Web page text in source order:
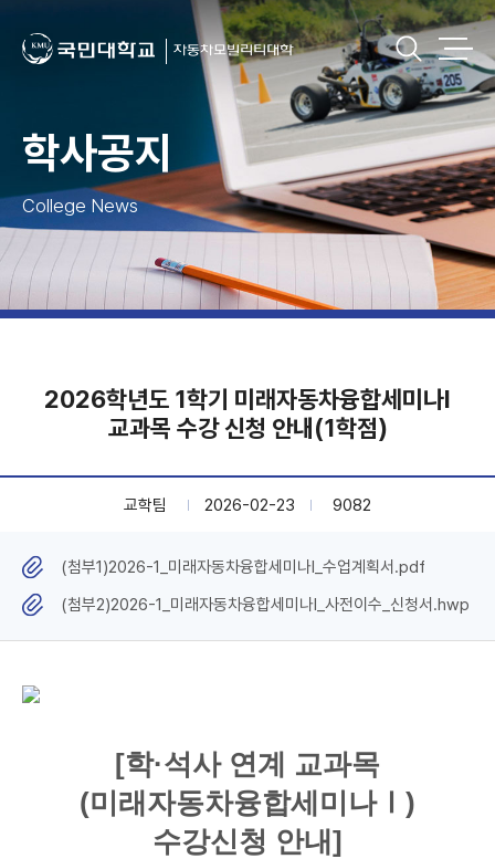
학사공지
College News
2026학년도 1학기 미래자동차융합세미나Ⅰ
교과목 수강 신청 안내(1학점)
교학팀 2026-02-23 9082
(첨부1)2026-1_미래자동차융합세미나Ⅰ_수업계획서.pdf
(첨부2)2026-1_미래자동차융합세미나Ⅰ_사전이수_신청서.hwp
[학·석사 연계 교과목
(미래자동차융합세미나Ⅰ)
수강신청 안내]